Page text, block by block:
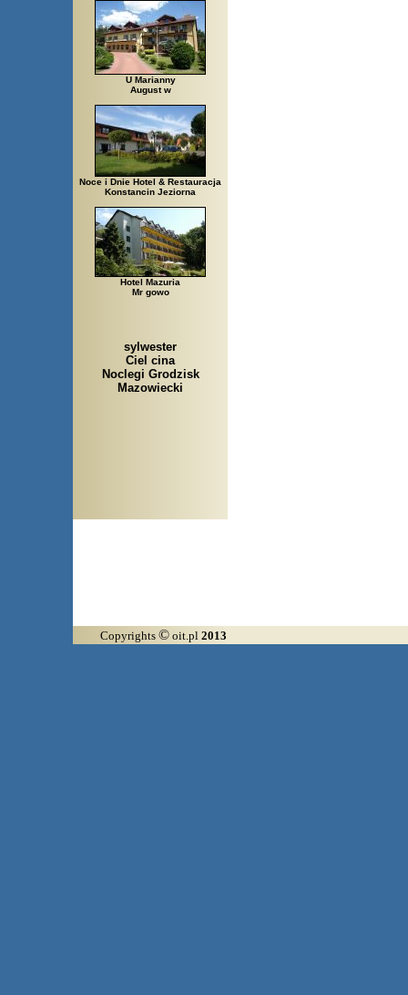
U Marianny
August w
Noce i Dnie Hotel & Restauracja
Konstancin Jeziorna
Hotel Mazuria
Mr gowo
sylwester
Ciel cina
Noclegi Grodzisk
Mazowiecki
Copyrights © oit.pl 2013